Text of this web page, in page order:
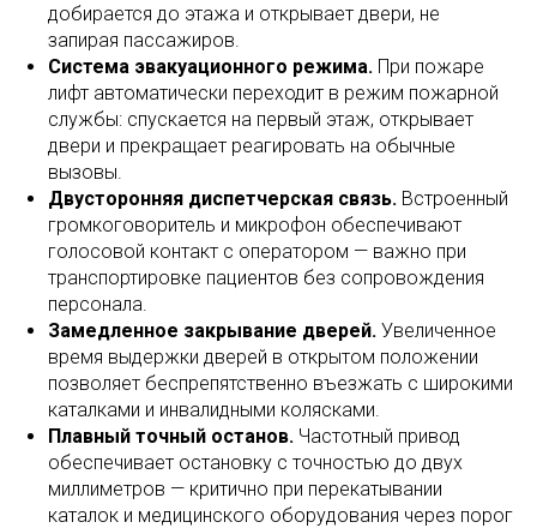
добирается до этажа и открывает двери, не
запирая пассажиров.
Система эвакуационного режима. При пожаре
лифт автоматически переходит в режим пожарной
службы: спускается на первый этаж, открывает
двери и прекращает реагировать на обычные
вызовы.
Двусторонняя диспетчерская связь. Встроенный
громкоговоритель и микрофон обеспечивают
голосовой контакт с оператором — важно при
транспортировке пациентов без сопровождения
персонала.
Замедленное закрывание дверей. Увеличенное
время выдержки дверей в открытом положении
позволяет беспрепятственно въезжать с широкими
каталками и инвалидными колясками.
Плавный точный останов. Частотный привод
обеспечивает остановку с точностью до двух
миллиметров — критично при перекатывании
каталок и медицинского оборудования через порог